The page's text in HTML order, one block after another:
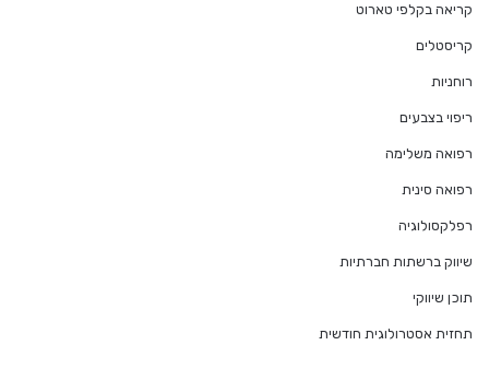
קריאה בקלפי טארוט
קריסטלים
רוחניות
ריפוי בצבעים
רפואה משלימה
רפואה סינית
רפלקסולוגיה
שיווק ברשתות חברתיות
תוכן שיווקי
תחזית אסטרולוגית חודשית